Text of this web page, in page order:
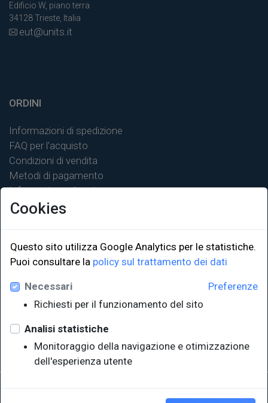
Edificio W, piano terra
34128 Trieste, Italia
eut@units.it
ORDINI
Informazioni di spedizione
FAQ per l'acquisto
Condizioni di vendita
Metodi di pagamento
Informativa sulla privacy
LINK ISTITUZIONALI
Università degli Studi di Trieste
Sistema Bibliotecario di Ateneo
EUT in cifre
Cookies
Questo sito utilizza Google Analytics per le statistiche.
Puoi consultare la policy sul trattamento dei dati
Preferenze
Necessari
Richiesti per il funzionamento del sito
Analisi statistiche
Monitoraggio della navigazione e otimizzazione
dell'esperienza utente